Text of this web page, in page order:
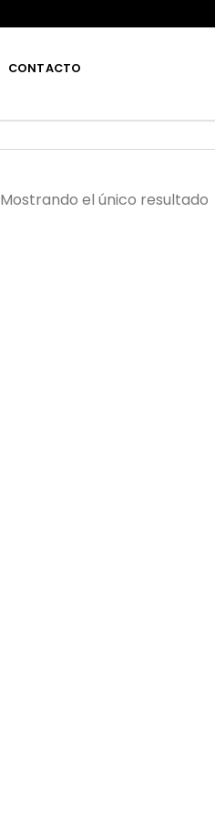
CONTACTO
Mostrando el único resultado